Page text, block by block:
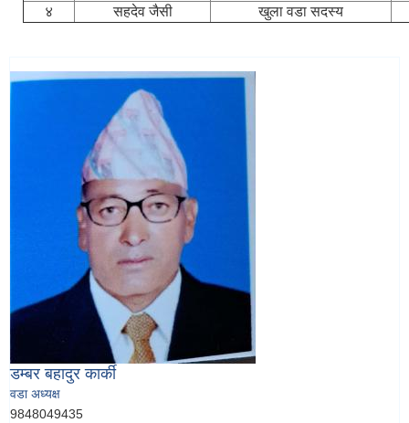
४
सहदेव जैसी खुला वडा सदस्य
डम्बर बहादुर कार्की
वडा अध्यक्ष
9848049435